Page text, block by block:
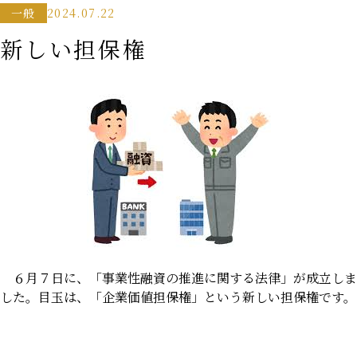
一般 2024.07.22
新しい担保権
６月７日に、「事業性融資の推進に関する法律」が成立しま
した。目玉は、「企業価値担保権」という新しい担保権です。